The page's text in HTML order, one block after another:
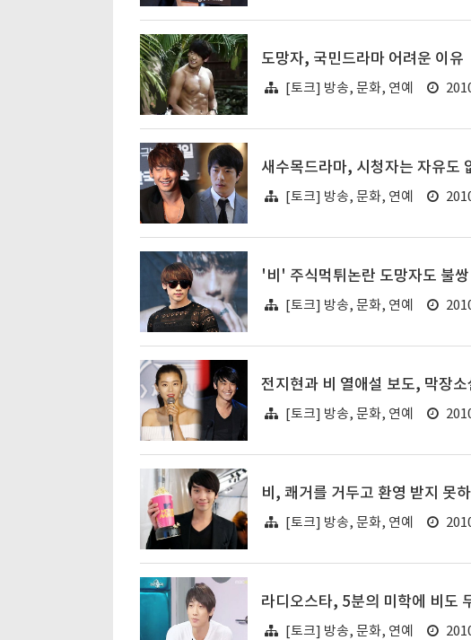
도망자, 국민드라마 어려운 이유
[토크] 방송, 문화, 연예
새수목드라마, 시청자는 자유도
[토크] 방송, 문화, 연예
'비' 주식먹튀논란 도망자도 불쌍
[토크] 방송, 문화, 연예
전지현과 비 열애설 보도, 막장소
[토크] 방송, 문화, 연예
비, 쾌거를 거두고 환영 받지 못
[토크] 방송, 문화, 연예
라디오스타, 5분의 미학에 비도
[토크] 방송, 문화, 연예